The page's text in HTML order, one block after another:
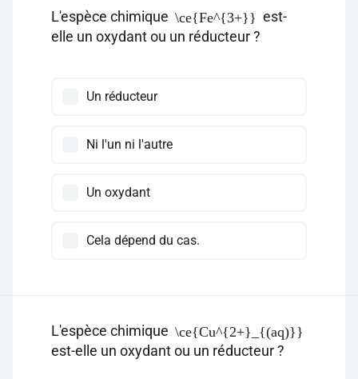
L'espèce chimique \ce{Fe^{3+}} est-
elle un oxydant ou un réducteur ?
Un réducteur
Ni l'un ni l'autre
Un oxydant
Cela dépend du cas.
L'espèce chimique \ce{Cu^{2+}_{(aq)}}
est-elle un oxydant ou un réducteur ?